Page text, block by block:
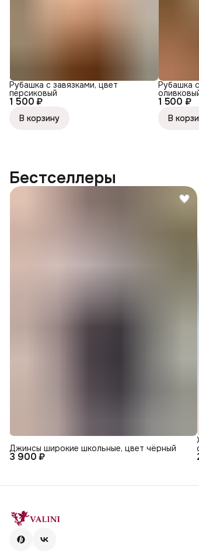
1 500 ₽
Рубашка с завязками, цвет
персиковый
В корзину
1 500 ₽
Рубашка
В
Бестселлеры
3 900 ₽
Джинсы широкие школьные, цвет чёрный